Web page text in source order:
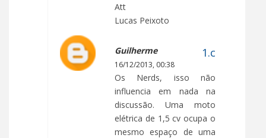
Att
Lucas Peixoto
Guilherme
16/12/2013, 00:38
Os Nerds, isso não
influencia em nada na
discussão. Uma moto
elétrica de 1,5 cv ocupa o
mesmo espaço de uma